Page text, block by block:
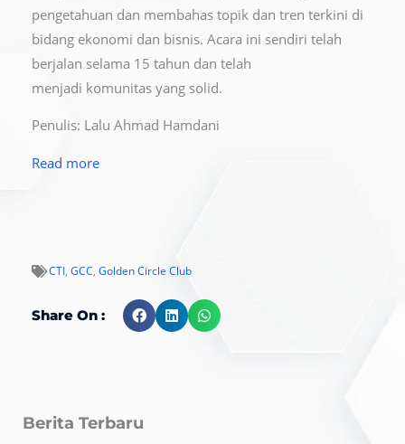
pengetahuan dan membahas topik dan tren terkini di
bidang ekonomi dan bisnis. Acara ini sendiri telah
berjalan selama 15 tahun dan telah
menjadi komunitas yang solid.
Penulis: Lalu Ahmad Hamdani
Read more
CTI, GCC, Golden Circle Club
Share On :
Berita Terbaru